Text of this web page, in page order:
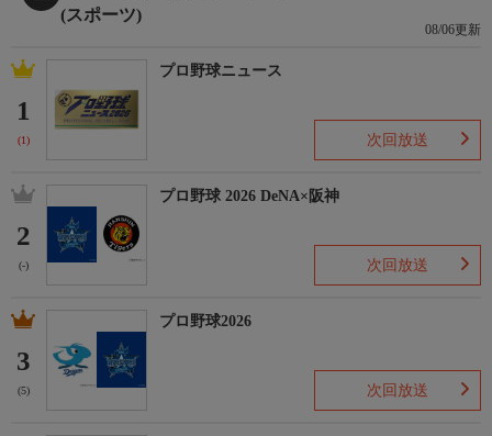
(スポーツ)
08/06更新
1
(1)
プロ野球ニュース
次回放送
2
(-)
プロ野球 2026 DeNA×阪神
次回放送
3
(5)
プロ野球2026
次回放送